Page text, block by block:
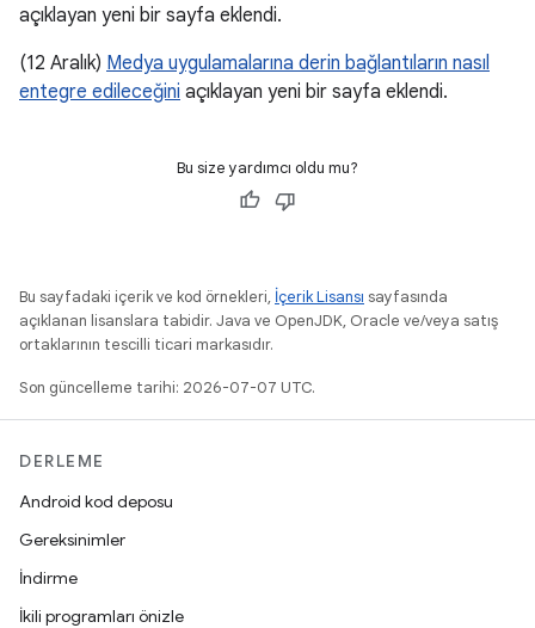
açıklayan yeni bir sayfa eklendi.
(12 Aralık) Medya uygulamalarına derin bağlantıların nasıl
entegre edileceğini açıklayan yeni bir sayfa eklendi.
Bu size yardımcı oldu mu?
Bu sayfadaki içerik ve kod örnekleri, İçerik Lisansı sayfasında
açıklanan lisanslara tabidir. Java ve OpenJDK, Oracle ve/veya satış
ortaklarının tescilli ticari markasıdır.
Son güncelleme tarihi: 2026-07-07 UTC.
DERLEME
Android kod deposu
Gereksinimler
İndirme
İkili programları önizle